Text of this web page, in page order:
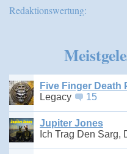
Redaktionswertung:
Five Finger Death
Legacy
15
Jupiter Jones
Ich Trag Den Sarg,